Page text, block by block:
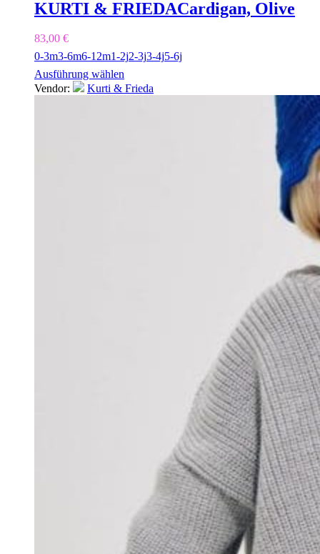
KURTI & FRIEDACardigan, Olive
83,00 €
0-3m3-6m6-12m1-2j2-3j3-4j5-6j
Ausführung wählen
Vendor:
Kurti & Frieda